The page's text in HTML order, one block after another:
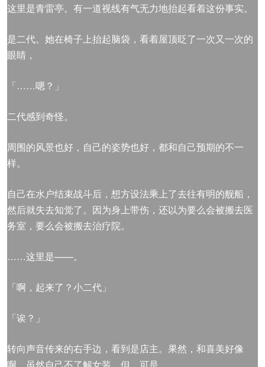
这里是青雷亭。有一道视线有气无力地抬起看着这份事实。
是二代。她在椅子上抬起脑袋，看着屋顶眨了一次又一次的
眼睛，
「……嗯？」
二代感到奇怪。
周围的风景也好，自己的姿势也好，都和自己预期的不一
样。
自己在水户结束战斗后，想方设法乘上了去往有明的舰船，
然后就失去知觉了。因为身上带伤，还以为要么会被搬去医
务室，要么会被搬去治疗院。
……这里是——。
「啊，起来了？小二代」
「诶？」
转向声音传来的右手边，看到是店主。果然，和喜美好像
啊。虽然自己不了解女装。但，可是，